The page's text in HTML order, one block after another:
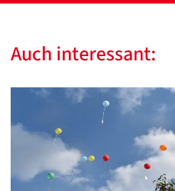
Auch interessant: